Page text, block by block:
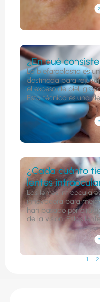
¿En qué
La blefaroplastia es
destinada para
el exceso de piel,
Esta técnica es una
¿Cada cuánto
lentes
Las lentes
innovadora para
han pasado por
de la visión. Estas
1 2